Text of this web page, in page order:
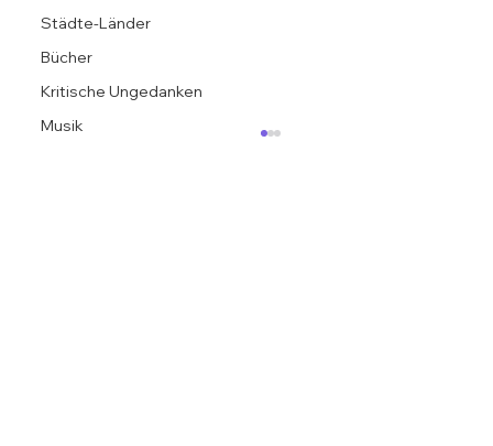
Städte-Länder
Bücher
Kritische Ungedanken
Musik